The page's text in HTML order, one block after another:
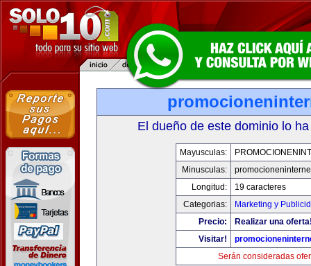
El dueño de este dominio lo
Mayusculas:
Minusculas:
Longitud:
19 caracteres
Categorias:
Marketing y
Precio:
Realizar una
Visitar!
Serán consideradas